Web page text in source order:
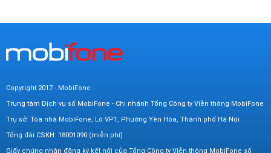
Copyright 2017 - MobiFone
Trung tâm Dịch vụ số MobiFone - Chi nhánh Tổng Công ty Viễn thông MobiFone
Trụ sở: Tòa nhà MobiFone, Lô VP1, Phường Yên Hòa, Thành phố Hà Nội
Tổng đài CSKH: 18001090 (miễn phí)
Giấy chứng nhận đăng ký kết nối của Tổng Công ty Viễn thông MobiFone số